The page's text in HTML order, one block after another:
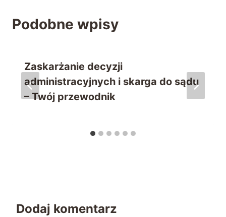
Podobne wpisy
Zaskarżanie decyzji
administracyjnych i skarga do sądu
– Twój przewodnik
Dodaj komentarz